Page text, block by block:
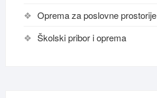
Oprema za poslovne prostorije
Školski pribor i oprema